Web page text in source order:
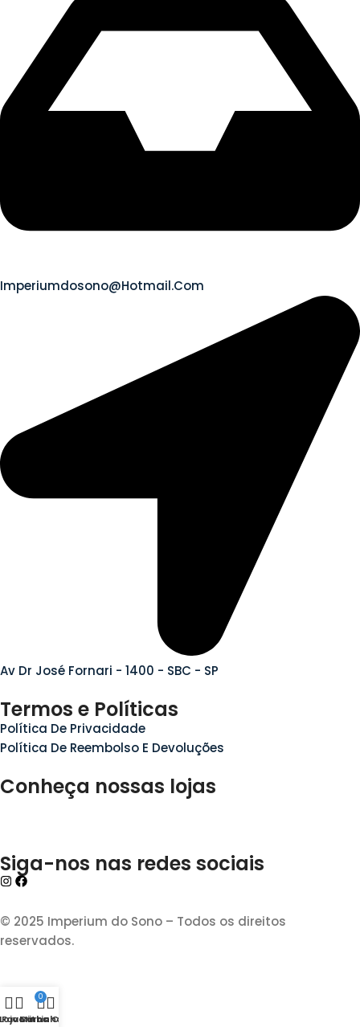
Imperiumdosono@hotmail.com
Av Dr José Fornari - 1400 - SBC - SP
Termos e Políticas
Política De Privacidade
Política De Reembolso E Devoluções
Conheça nossas lojas
Siga-nos nas redes sociais
© 2025 Imperium do Sono – Todos os direitos
reservados.
Loja
Favoritos
0
Carrinho
Minha Conta